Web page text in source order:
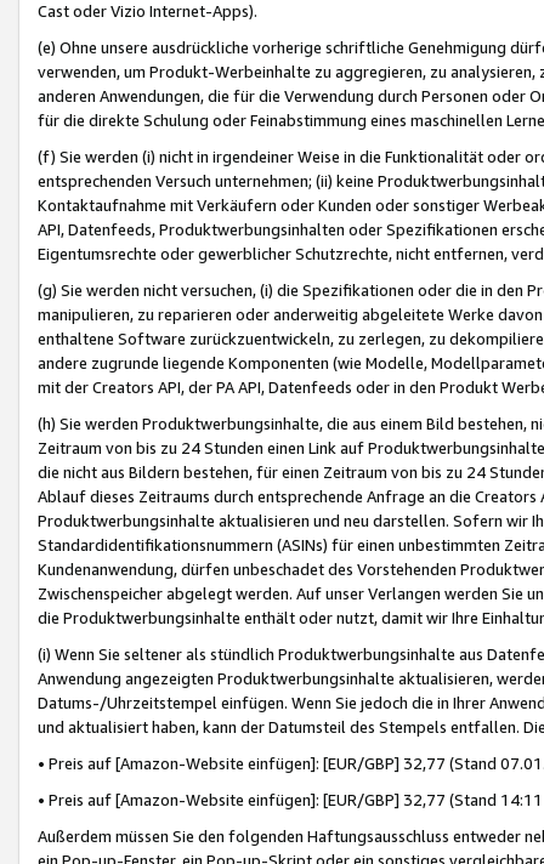
Cast oder Vizio Internet-Apps).
(e) Ohne unsere ausdrückliche vorherige schriftliche Genehmigung
verwenden, um Produkt-Werbeinhalte zu aggregieren, zu
anderen Anwendungen, die für die Verwendung durch Personen
für die direkte Schulung oder Feinabstimmung eines maschinellen
(f) Sie werden (i) nicht in irgendeiner Weise in die Funktionalität oder
entsprechenden Versuch unternehmen; (ii) keine
Kontaktaufnahme mit Verkäufern oder Kunden oder sonstiger
API, Datenfeeds, Produktwerbungsinhalten oder Spezifikationen
Eigentumsrechte oder gewerblicher Schutzrechte, nicht entfernen,
(g) Sie werden nicht versuchen, (i) die Spezifikationen oder die in
manipulieren, zu reparieren oder anderweitig abgeleitete Werke
enthaltene Software zurückzuentwickeln, zu zerlegen, zu
andere zugrunde liegende Komponenten (wie Modelle,
mit der Creators API, der PA API, Datenfeeds oder in den Produkt
(h) Sie werden Produktwerbungsinhalte, die aus einem Bild bestehen,
Zeitraum von bis zu 24 Stunden einen Link auf
die nicht aus Bildern bestehen, für einen Zeitraum von bis zu 24
Ablauf dieses Zeitraums durch entsprechende Anfrage an die
Produktwerbungsinhalte aktualisieren und neu darstellen. Sofern wir
Standardidentifikationsnummern (ASINs) für einen unbestimmten
Kundenanwendung, dürfen unbeschadet des Vorstehenden
Zwischenspeicher abgelegt werden. Auf unser Verlangen werden Sie
die Produktwerbungsinhalte enthält oder nutzt, damit wir Ihre
(i) Wenn Sie seltener als stündlich Produktwerbungsinhalte aus
Anwendung angezeigten Produktwerbungsinhalte aktualisieren,
Datums-/Uhrzeitstempel einfügen. Wenn Sie jedoch die in Ihrer
und aktualisiert haben, kann der Datumsteil des Stempels entfallen.
• Preis auf [Amazon-Website einfügen]: [EUR/GBP] 32,77 (Stand
• Preis auf [Amazon-Website einfügen]: [EUR/GBP] 32,77 (Stand
Außerdem müssen Sie den folgenden Haftungsausschluss entweder
ein Pop-up-Fenster, ein Pop-up-Skript oder ein sonstiges